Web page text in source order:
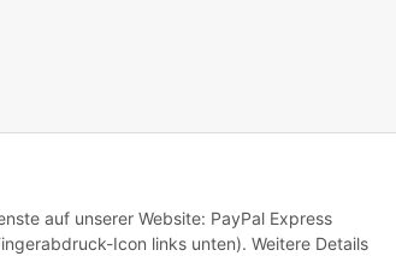
auf unserer Website: PayPal Express
Icon links unten). Weitere Details